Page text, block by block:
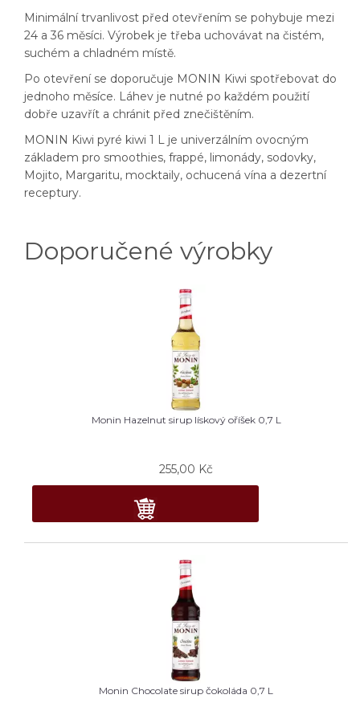
Minimální trvanlivost před otevřením se pohybuje mezi
24 a 36 měsíci. Výrobek je třeba uchovávat na čistém,
suchém a chladném místě.
Po otevření se doporučuje MONIN Kiwi spotřebovat do
jednoho měsíce. Láhev je nutné po každém použití
dobře uzavřít a chránit před znečištěním.
MONIN Kiwi pyré kiwi 1 L je univerzálním ovocným
základem pro smoothies, frappé, limonády, sodovky,
Mojito, Margaritu, mocktaily, ochucená vína a dezertní
receptury.
Doporučené výrobky
Monin Hazelnut sirup lískový oříšek 0,7 L
255,00 Kč
Monin Chocolate sirup čokoláda 0,7 L